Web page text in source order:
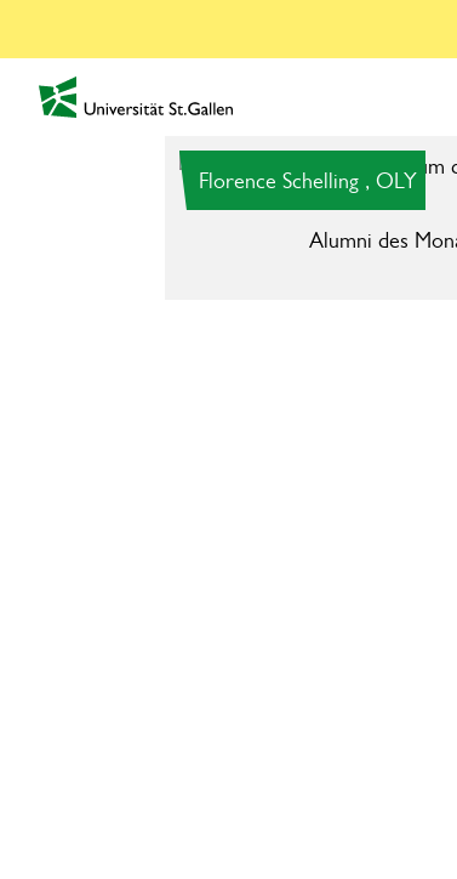
zur Startseite
Florence Schelling , OLY
Alumni des